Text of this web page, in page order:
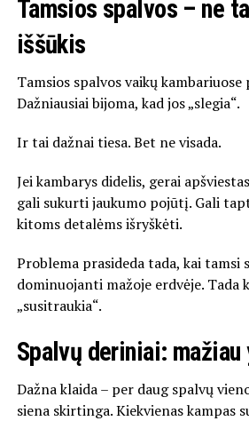
Tamsios spalvos – ne
iššūkis
Tamsios spalvos vaikų
Dažniausiai bijoma, kad jos „slegia“.
Ir tai dažnai tiesa. Bet ne visada.
Jei kambarys didelis, gerai
gali sukurti jaukumo pojūtį. Gali
kitoms detalėms išryškėti.
Problema prasideda tada, kai tamsi
dominuojanti mažoje erdvėje. Tada
„susitraukia“.
Spalvų deriniai: mažiau
Dažna klaida – per daug spalvų
siena skirtinga. Kiekvienas kampas